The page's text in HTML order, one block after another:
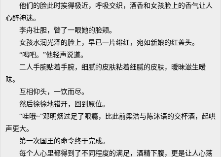
他们的脸此时挨得极近，呼吸交织，酒香和女孩脸上的香气让人
心醉神迷。
李舟壮胆，瞥了一眼她的脸颊。
女孩水润光泽的脸上，早已一片绯红，宛如新娘的红盖头。
“喝吧。”他轻声说道。
二人手腕贴着手腕，细腻的皮肤粘着细腻的皮肤，暧昧滋生暧
昧。
互相仰头，一饮而尽。
然后徐徐地错开，回到原位。
“哇哦~”邓明烟过足了眼瘾，比此前梁浩与陈沐语的交杯酒，起哄
声更大。
第一次国王的命令终于完成。
每个人心里都得到了不同程度的满足，酒精下腹，更是让人心荡